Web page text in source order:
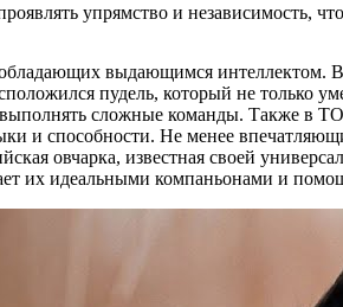
упрямство и независимость,
выдающимся интеллектом.
пудель, который не только
сложные команды. Также в
и способности. Не менее
овчарка, известная своей
их идеальными компаньонами и